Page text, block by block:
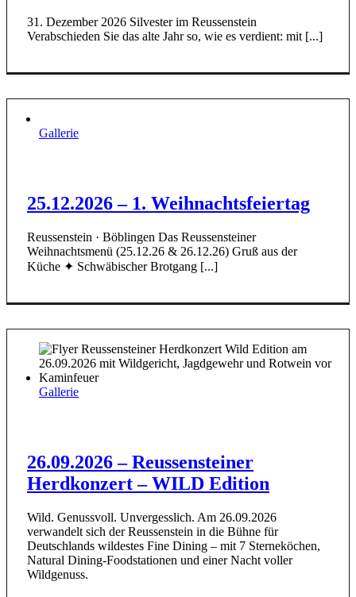
31. Dezember 2026 Silvester im Reussenstein
Verabschieden Sie das alte Jahr so, wie es verdient: mit [...]
Gallerie
25.12.2026 – 1. Weihnachtsfeiertag
Reussenstein · Böblingen Das Reussensteiner
Weihnachtsmenü (25.12.26 & 26.12.26) Gruß aus der
Küche ✦ Schwäbischer Brotgang [...]
Gallerie
26.09.2026 – Reussensteiner
Herdkonzert – WILD Edition
Wild. Genussvoll. Unvergesslich. Am 26.09.2026
verwandelt sich der Reussenstein in die Bühne für
Deutschlands wildestes Fine Dining – mit 7 Sterneköchen,
Natural Dining-Foodstationen und einer Nacht voller
Wildgenuss.